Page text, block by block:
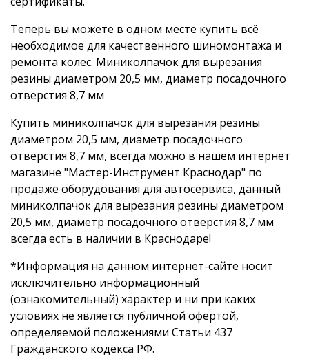
Теперь вы можете в одном месте купить всё
необходимое для качественного шиномонтажа и
ремонта колес. Миниколпачок для вырезания
резины диаметром 20,5 мм, диаметр посадочного
отверстия 8,7 мм
Купить миниколпачок для вырезания резины
диаметром 20,5 мм, диаметр посадочного
отверстия 8,7 мм, всегда можно в нашем интернет
магазине "Мастер-Инструмент Краснодар" по
продаже оборудования для автосервиса, данный
миниколпачок для вырезания резины диаметром
20,5 мм, диаметр посадочного отверстия 8,7 мм
всегда есть в наличии в Краснодаре!
*Информация на данном интернет-сайте носит
исключительно информационный
(ознакомительный) характер и ни при каких
условиях не является публичной офертой,
определяемой положениями Статьи 437
Гражданского кодекса РФ.